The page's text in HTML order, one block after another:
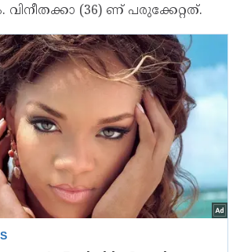
(36) ണ് പരുക്കേറ്റത്.